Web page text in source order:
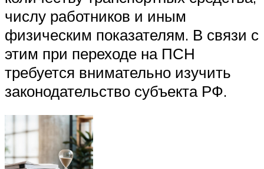
числу работников и иным
физическим показателям. В связи с
этим при переходе на ПСН
требуется внимательно изучить
законодательство субъекта РФ.